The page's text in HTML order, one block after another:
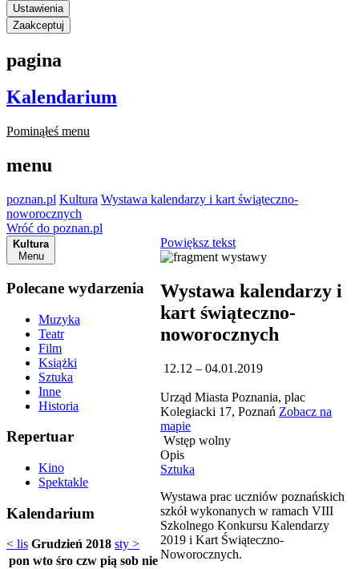
Ustawienia
Zaakceptuj
pagina
Kalendarium
Pominąłeś menu
menu
poznan.pl Kultura Wystawa kalendarzy i kart świąteczno-
noworocznych
Wróć do poznan.pl
Kultura
Menu
Polecane wydarzenia
Muzyka
Teatr
Film
Książki
Sztuka
Inne
Historia
Repertuar
Kino
Spektakle
Kalendarium
< lis Grudzień 2018 sty >
pon wto śro czw pią sob nie
Powiększ tekst
Wystawa kalendarzy i
kart świąteczno-
noworocznych
12.12 – 04.01.2019
Urząd Miasta Poznania, plac
Kolegiacki 17, Poznań Zobacz na
mapie
Wstęp wolny
Opis
Sztuka
Wystawa prac uczniów poznańskich
szkół wykonanych w ramach VIII
Szkolnego Konkursu Kalendarzy
2019 i Kart Świąteczno-
Noworocznych.